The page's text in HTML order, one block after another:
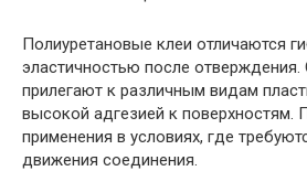
Полиуретановые клеи отличаются
эластичностью после
прилегают к различным видам
высокой адгезией к поверхностям.
применения в условиях, где
движения соединения.